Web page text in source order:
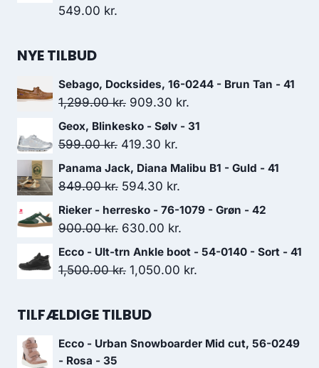
549.00 kr.
NYE TILBUD
Sebago, Docksides, 16-0244 - Brun Tan - 41
1,299.00kr. Den
oprindelige
pris
1,299.00 kr..
909.30 kr.
aktuelle
Geox, Blinkesko - Sølv - 31
599.00kr. Den
oprindelige
pris
599.00 kr..
419.30 kr.
aktuelle
Panama Jack, Diana Malibu B1 - Guld - 41
849.00kr. Den
oprindelige
pris
849.00 kr..
594.30 kr.
aktuelle
594.30 kr..
Rieker - herresko - 76-1079 - Grøn - 42
900.00kr. Den
oprindelige
pris
630.00 kr.
aktuelle
pris
Ecco - Ult-trn Ankle boot - 54-0140 - Sort - 41
1,500.00kr. Den
pris
1,500.00 kr..
1,050.00 kr.
1,050.00 kr..
TILFÆLDIGE TILBUD
Ecco - Urban Snowboarder Mid cut, 56-0249
- Rosa - 35